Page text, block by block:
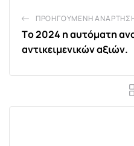
ΠΡΟΗΓΟΎΜΕΝΗ
Tο 2024 η αυτόματη
αντικειμενικών αξιών.